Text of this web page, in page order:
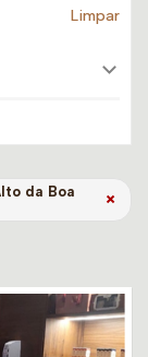
Limpar
da Boa
×